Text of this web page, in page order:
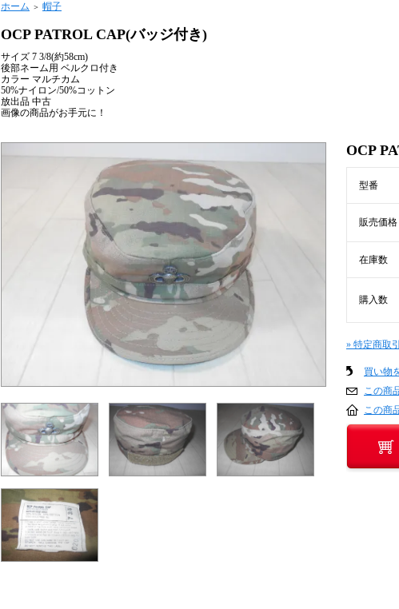
ホーム ＞ 帽子
OCP PATROL CAP(バッジ付き)
サイズ 7 3/8(約58cm)
後部ネーム用 ベルクロ付き
カラー マルチカム
50%ナイロン/50%コットン
放出品 中古
画像の商品がお手元に！
OCP
型番
販売価格
在庫数
購入数
» 特定商取
買い物
この商
この商